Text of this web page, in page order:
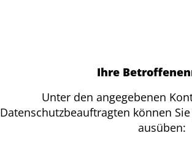
Ihre
Unter den angegebenen
Datenschutzbeauftragten können
ausüben: